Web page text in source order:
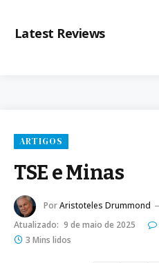
Latest Reviews
ARTIGOS
TSE e Minas
PorAristoteles Drummond
Atualizado: 9 de maio de 2025
3 Mins lidos